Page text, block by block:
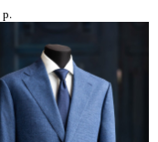
р.